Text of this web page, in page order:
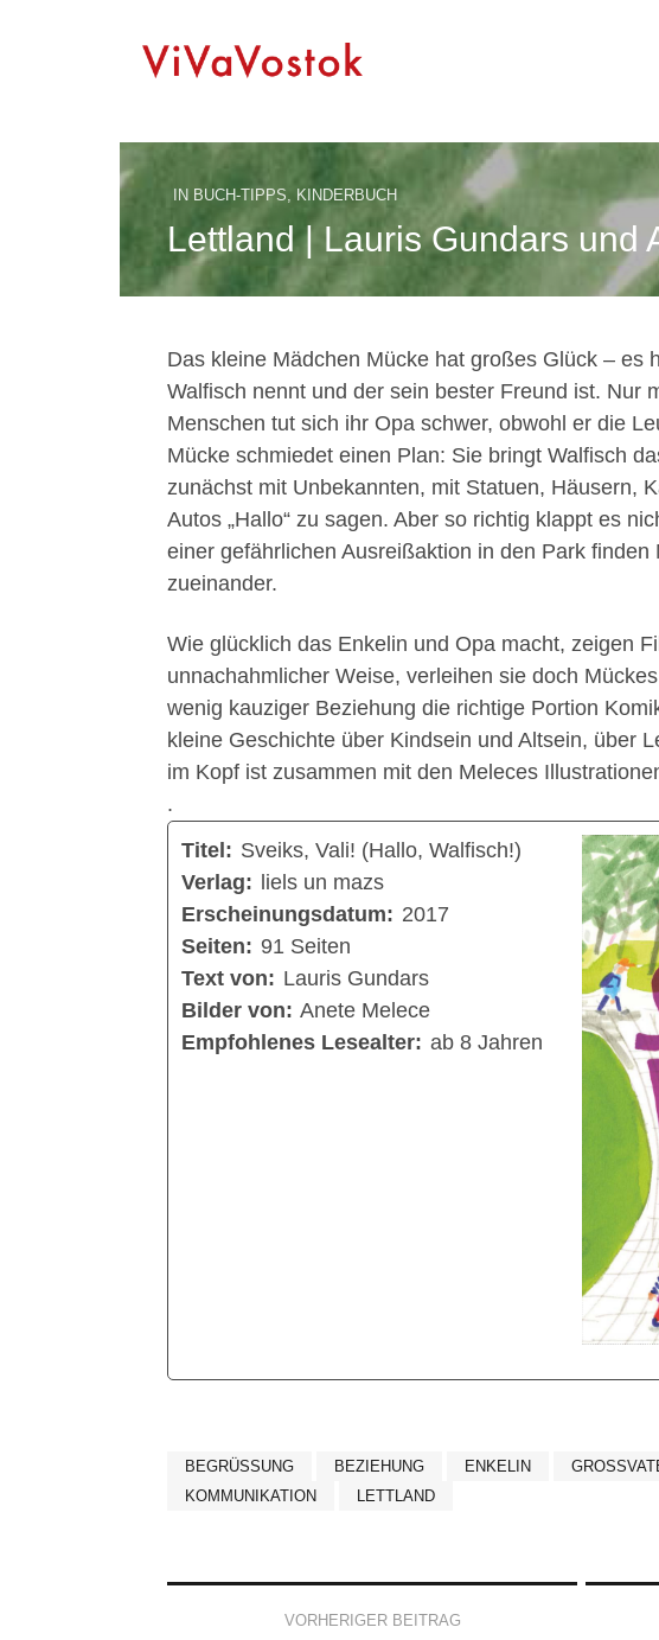
IN BUCH-TIPPS, KINDERBUCH
Lettland | Lauris Gundars und
Das kleine Mädchen Mücke hat großes Glück – es
Walfisch nennt und der sein bester Freund ist. Nur
Menschen tut sich ihr Opa schwer, obwohl er die
Mücke schmiedet einen Plan: Sie bringt Walfisch
zunächst mit Unbekannten, mit Statuen, Häusern,
Autos „Hallo“ zu sagen. Aber so richtig klappt es
einer gefährlichen Ausreißaktion in den Park finden
zueinander.
Wie glücklich das Enkelin und Opa macht, zeigen
unnachahmlicher Weise, verleihen sie doch
wenig kauziger Beziehung die richtige Portion
kleine Geschichte über Kindsein und Altsein, über
im Kopf ist zusammen mit den Meleces
.
Titel: Sveiks, Vali! (Hallo, Walfisch!)
Verlag:
liels un mazs
Erscheinungsdatum: 2017
Seiten: 91 Seiten
Text von: Lauris Gundars
Bilder von: Anete Melece
Empfohlenes Lesealter: ab 8 Jahren
BEGRÜSSUNG BEZIEHUNG ENKELIN
KOMMUNIKATION
LETTLAND
VORHERIGER BEITRAG